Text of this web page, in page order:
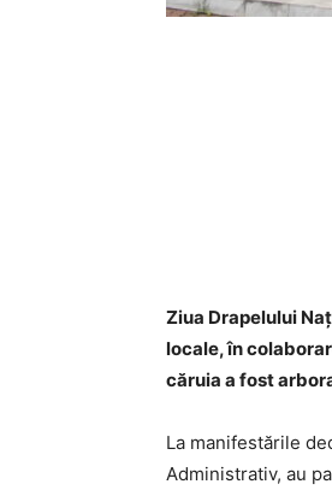
Ziua Drapelului
locale, în
căruia a fost
La manifestările
Administrativ, au